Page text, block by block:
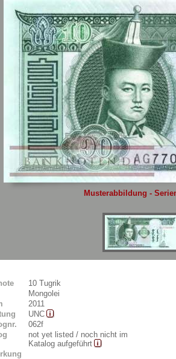
Musterabbildung -
10 Tugrik
Mongolei
2011
UNC
062f
not yet listed / noch nicht im
Katalog aufgeführt